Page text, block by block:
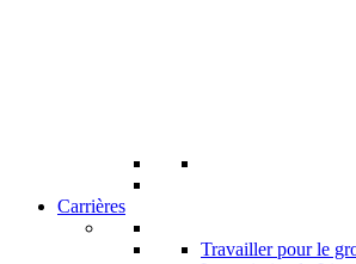
Carrières
Travailler pour le